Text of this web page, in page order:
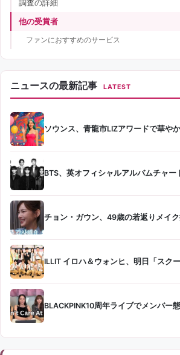
調査の詳細
他の受賞者
ファンにおすすめのサービス
ニュースの最新記事 LATEST
ソウンス、青龍市LIZアワードで華や
BTS、英オフィシャルアルバムチャー
チョン・ガウン、49歳の若返りメイ
ILLIT イロハ＆ウォンヒ、明日「スク
BLACKPINK10周年ライブでメンバー